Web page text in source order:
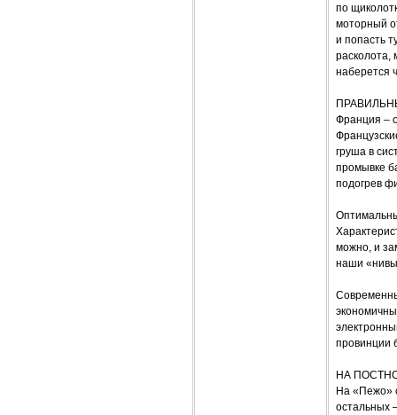
по
моторный
и попасть
расколота,
наберется
Франция –
груша в
промывке
подогрев
можно, и
наши
провинции
НА
На «Пежо»
остальных